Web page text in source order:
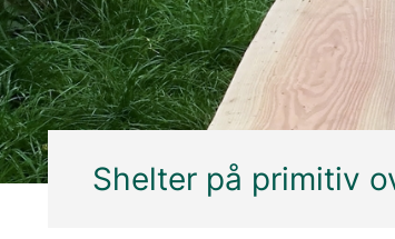
Shelter på primitiv